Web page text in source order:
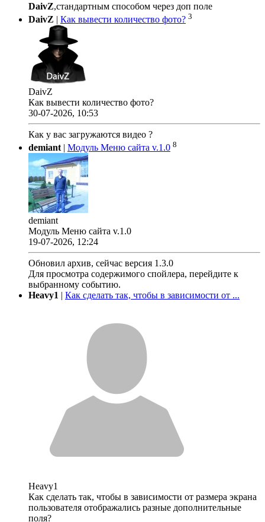
DaivZ,стандартным способом через доп поле
DaivZ | Как вывести количество фото? 3
DaivZ
Как вывести количество фото?
30-07-2026, 10:53
Как у вас загружаются видео ?
demiant | Модуль Меню сайта v.1.0 8
demiant
Модуль Меню сайта v.1.0
19-07-2026, 12:24
Обновил архив, сейчас версия 1.3.0
Для просмотра содержимого спойлера, перейдите к
выбранному событию.
Heavy1 | Как сделать так, чтобы в зависимости от ...
Heavy1
Как сделать так, чтобы в зависимости от размера экрана
пользователя отображались разные дополнительные
поля?